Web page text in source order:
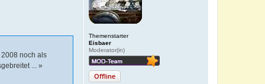
Themenstarter
Eisbaer
Moderator(in)
Offline
noch als
... »